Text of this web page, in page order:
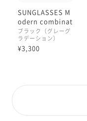
SUNGLASSES M
odern combinat
ion&titanium
ブラック（グレーグ
ラデーション）
¥3,300